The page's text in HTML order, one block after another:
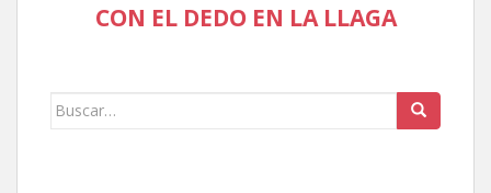
CON EL DEDO EN LA LLAGA
Buscar: